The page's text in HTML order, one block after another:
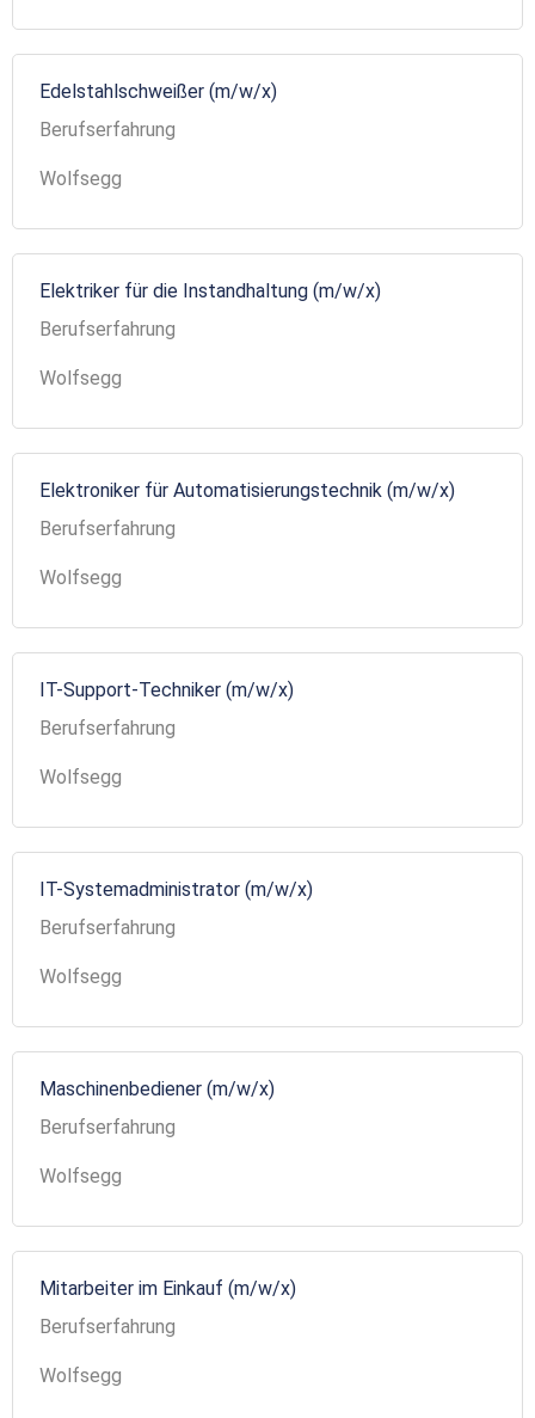
Edelstahlschweißer (m/w/x)
Berufserfahrung
Wolfsegg
Elektriker für die Instandhaltung (m/w/x)
Berufserfahrung
Wolfsegg
Elektroniker für Automatisierungstechnik (m/w/x)
Berufserfahrung
Wolfsegg
IT-Support-Techniker (m/w/x)
Berufserfahrung
Wolfsegg
IT-Systemadministrator (m/w/x)
Berufserfahrung
Wolfsegg
Maschinenbediener (m/w/x)
Berufserfahrung
Wolfsegg
Mitarbeiter im Einkauf (m/w/x)
Berufserfahrung
Wolfsegg